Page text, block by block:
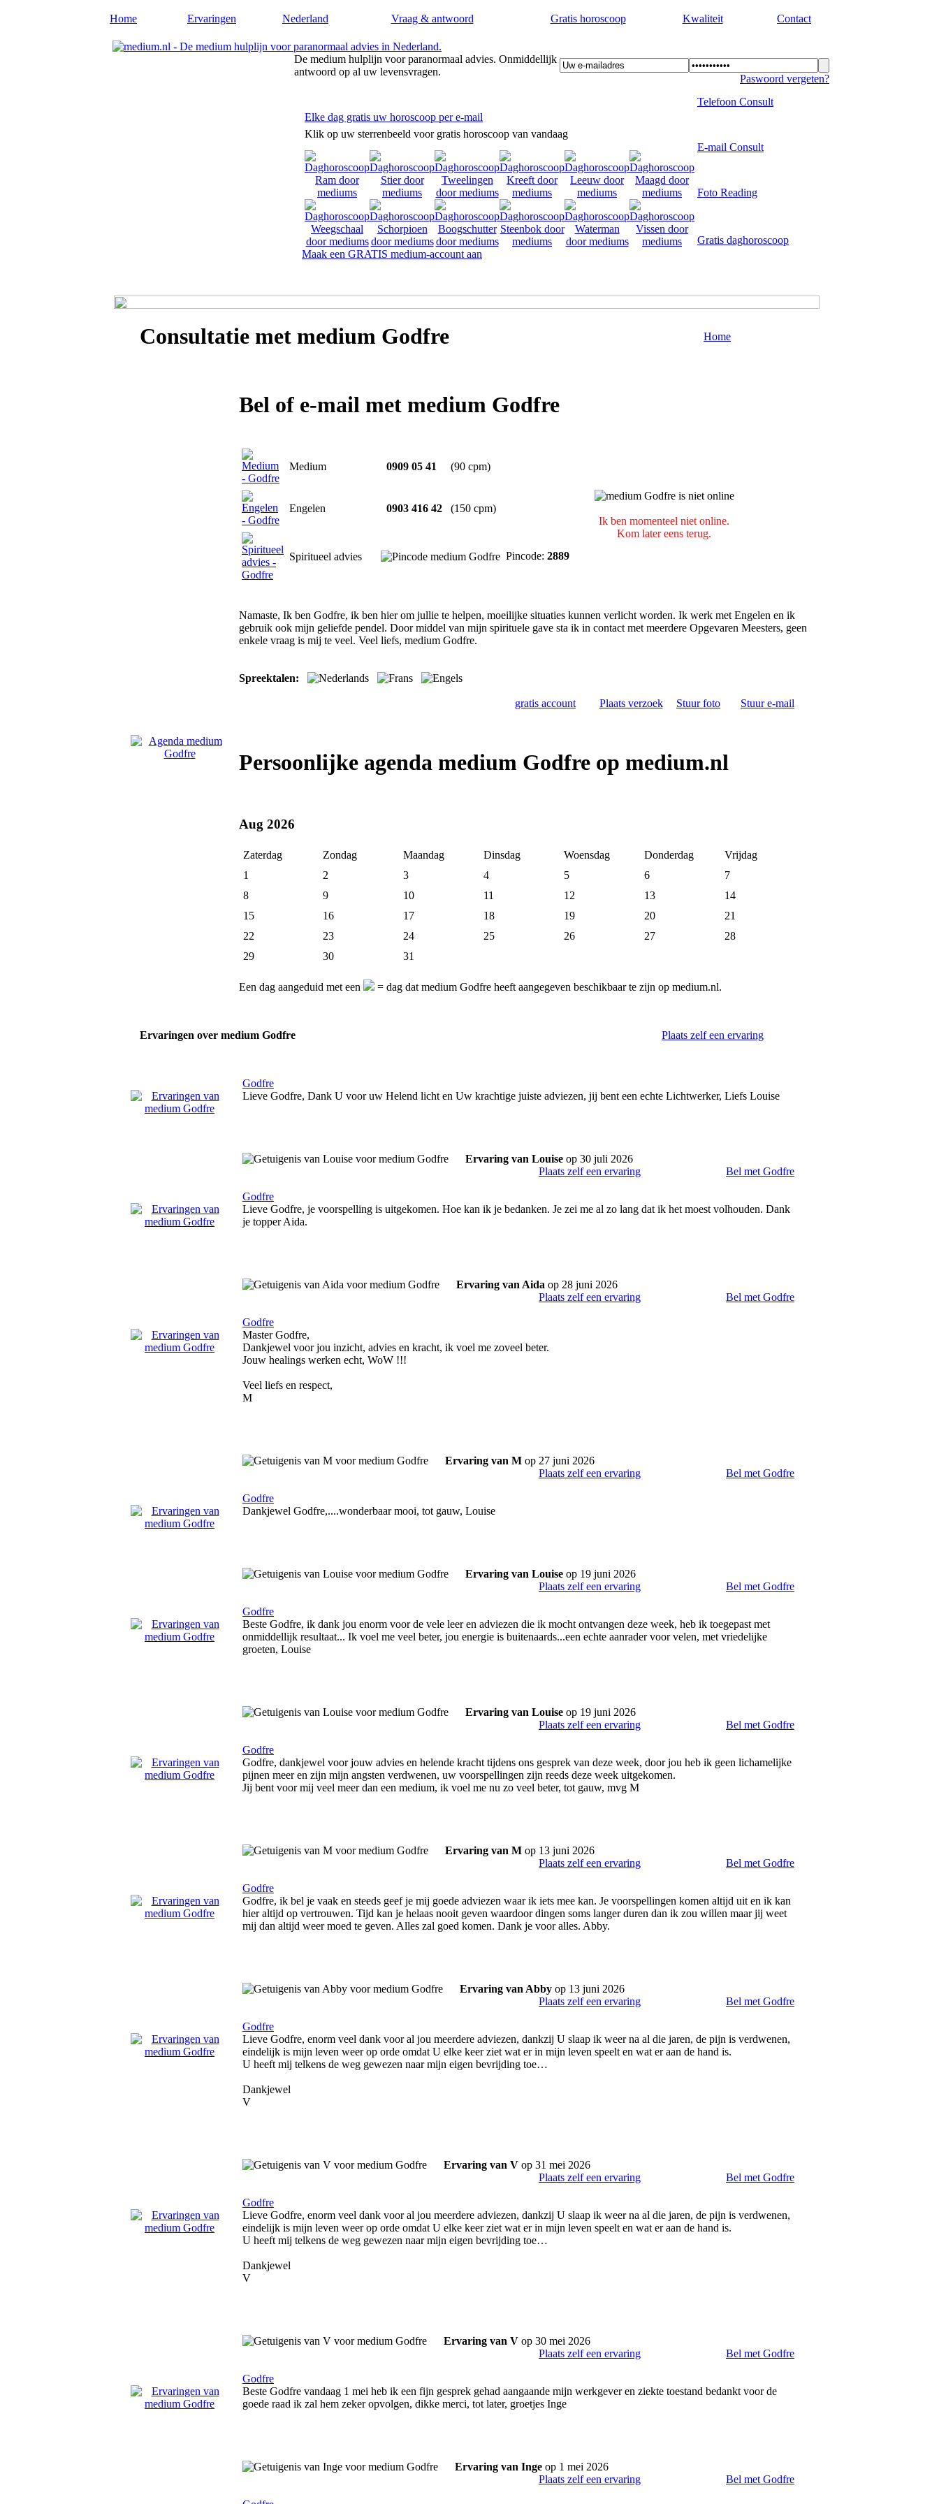
Home Ervaringen Nederland Vraag & antwoord Gratis horoscoop Kwaliteit Contact
De medium hulplijn voor paranormaal advies. Onmiddellijk
antwoord op al uw levensvragen.
Paswoord vergeten?
Elke dag gratis uw horoscoop per e-mail
Klik op uw sterrenbeeld voor gratis horoscoop van vandaag
Maak een GRATIS medium-account aan
Telefoon Consult
E-mail Consult
Foto Reading
Gratis daghoroscoop
Consultatie met medium Godfre Home
Bel of e-mail met medium Godfre
Medium 0909 05 41 (90 cpm)
Ik ben momenteel niet online.
Kom later eens terug.
Engelen 0903 416 42 (150 cpm)
Spiritueel advies Pincode: 2889
Namaste, Ik ben Godfre, ik ben hier om jullie te helpen, moeilijke situaties kunnen verlicht worden. Ik werk met Engelen en ik
gebruik ook mijn geliefde pendel. Door middel van mijn spirituele gave sta ik in contact met meerdere Opgevaren Meesters, geen
enkele vraag is mij te veel. Veel liefs, medium Godfre.
Spreektalen:
gratis account Plaats verzoek Stuur foto Stuur e-mail
Persoonlijke agenda medium Godfre op medium.nl
Aug 2026
Zaterdag Zondag Maandag Dinsdag Woensdag Donderdag
Vrijdag
1
2 3 4 5 6
7
8
9 10 11 12 13
14
15
16 17 18 19 20
21
22
23 24 25 26 27
28
29
30 31
Een dag aangeduid met een = dag dat medium Godfre heeft aangegeven beschikbaar te zijn op medium.nl.
Ervaringen over medium Godfre Plaats zelf een ervaring
Godfre
Lieve Godfre, Dank U voor uw Helend licht en Uw krachtige juiste adviezen, jij bent een echte Lichtwerker, Liefs Louise
Ervaring van Louise op 30 juli 2026
Plaats zelf een ervaring
Bel met Godfre
Godfre
Lieve Godfre, je voorspelling is uitgekomen. Hoe kan ik je bedanken. Je zei me al zo lang dat ik het moest volhouden. Dank
je topper Aida.
Ervaring van Aida op 28 juni 2026
Plaats zelf een ervaring
Bel met Godfre
Godfre
Master Godfre,
Dankjewel voor jou inzicht, advies en kracht, ik voel me zoveel beter.
Jouw healings werken echt, WoW !!!
Veel liefs en respect,
M
Ervaring van M op 27 juni 2026
Plaats zelf een ervaring
Bel met Godfre
Godfre
Dankjewel Godfre,....wonderbaar mooi, tot gauw, Louise
Ervaring van Louise op 19 juni 2026
Plaats zelf een ervaring
Bel met Godfre
Godfre
Beste Godfre, ik dank jou enorm voor de vele leer en adviezen die ik mocht ontvangen deze week, heb ik toegepast met
onmiddellijk resultaat... Ik voel me veel beter, jou energie is buitenaards...een echte aanrader voor velen, met vriedelijke
groeten, Louise
Ervaring van Louise op 19 juni 2026
Plaats zelf een ervaring
Bel met Godfre
Godfre
Godfre, dankjewel voor jouw advies en helende kracht tijdens ons gesprek van deze week, door jou heb ik geen lichamelijke
pijnen meer en zijn mijn angsten verdwenen, uw voorspellingen zijn reeds deze week uitgekomen.
Jij bent voor mij veel meer dan een medium, ik voel me nu zo veel beter, tot gauw, mvg M
Ervaring van M op 13 juni 2026
Plaats zelf een ervaring
Bel met Godfre
Godfre
Godfre, ik bel je vaak en steeds geef je mij goede adviezen waar ik iets mee kan. Je voorspellingen komen altijd uit en ik kan
hier altijd op vertrouwen. Tijd kan je helaas nooit geven waardoor dingen soms langer duren dan ik zou willen maar jij weet
mij dan altijd weer moed te geven. Alles zal goed komen. Dank je voor alles. Abby.
Ervaring van Abby op 13 juni 2026
Plaats zelf een ervaring
Bel met Godfre
Godfre
Lieve Godfre, enorm veel dank voor al jou meerdere adviezen, dankzij U slaap ik weer na al die jaren, de pijn is verdwenen,
eindelijk is mijn leven weer op orde omdat U elke keer ziet wat er in mijn leven speelt en wat er aan de hand is.
U heeft mij telkens de weg gewezen naar mijn eigen bevrijding toe…
Dankjewel
V
Ervaring van V op 31 mei 2026
Plaats zelf een ervaring
Bel met Godfre
Godfre
Lieve Godfre, enorm veel dank voor al jou meerdere adviezen, dankzij U slaap ik weer na al die jaren, de pijn is verdwenen,
eindelijk is mijn leven weer op orde omdat U elke keer ziet wat er in mijn leven speelt en wat er aan de hand is.
U heeft mij telkens de weg gewezen naar mijn eigen bevrijding toe…
Dankjewel
V
Ervaring van V op 30 mei 2026
Plaats zelf een ervaring
Bel met Godfre
Godfre
Beste Godfre vandaag 1 mei heb ik een fijn gesprek gehad aangaande mijn werkgever en ziekte toestand bedankt voor de
goede raad ik zal hem zeker opvolgen, dikke merci, tot later, groetjes Inge
Ervaring van Inge op 1 mei 2026
Plaats zelf een ervaring
Bel met Godfre